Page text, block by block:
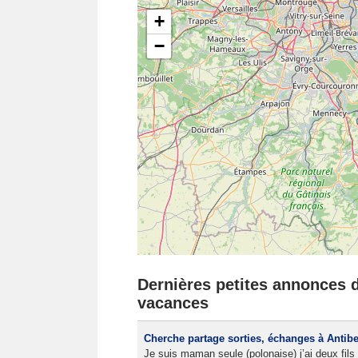
+
−
Dernières petites annonces
vacances
Cherche partage sorties, échanges à
Je suis maman seule (polonaise) j’ai deux